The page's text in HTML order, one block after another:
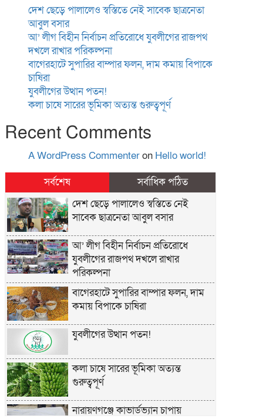
দেশ ছেড়ে পালালেও স্বস্তিতে নেই সাবেক ছাত্রনেতা
আবুল বসার
আ’ লীগ বিহীন নির্বাচন প্রতিরোধে যুবলীগের রাজপথ
দখলে রাখার পরিকল্পনা
বাগেরহাটে সুপারির বাম্পার ফলন, দাম কমায় বিপাকে
চাষিরা
যুবলীগের উত্থান পতন!
কলা চাষে সারের ভূমিকা অত্যন্ত গুরুত্বপূর্ণ
Recent Comments
A WordPress Commenteron Hello world!
সর্বশেষ
সর্বাধিক পঠিত
দেশ ছেড়ে পালালেও স্বস্তিতে নেই
সাবেক ছাত্রনেতা আবুল বসার
আ’ লীগ বিহীন নির্বাচন প্রতিরোধে
যুবলীগের রাজপথ দখলে রাখার
পরিকল্পনা
বাগেরহাটে সুপারির বাম্পার ফলন, দাম
কমায় বিপাকে চাষিরা
যুবলীগের উত্থান পতন!
কলা চাষে সারের ভূমিকা অত্যন্ত
গুরুত্বপূর্ণ
নারায়ণগঞ্জে কাভার্ডভ্যান চাপায়